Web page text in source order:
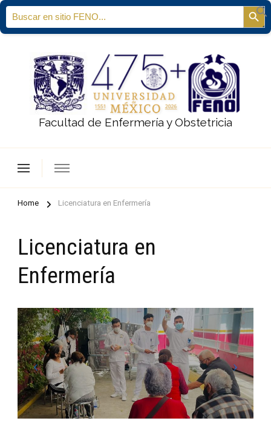
Search
for:
Facultad de Enfermería y Obstetricia
Home Licenciatura en Enfermería
Licenciatura en
Enfermería